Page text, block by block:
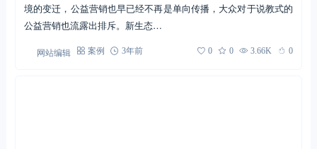
境的变迁，公益营销也早已经不再是单向传播，大众对于说教式的
公益营销也流露出排斥。新生态…
网站编辑 案例 3年前 0 0 3.66K 0